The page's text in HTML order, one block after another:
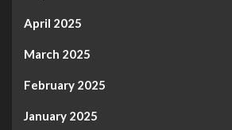
April 2025
March 2025
February 2025
January 2025